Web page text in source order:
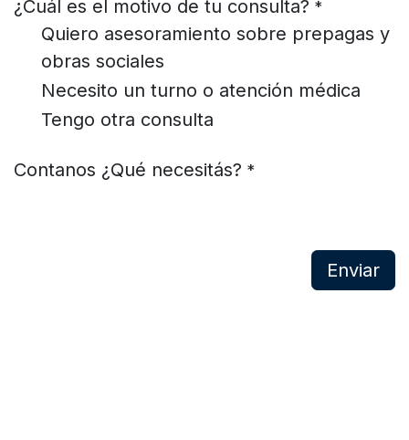
¿Cuál es el motivo de tu consulta? *
Quiero asesoramiento sobre prepagas y
obras sociales
Necesito un turno o atención médica
Tengo otra consulta
Contanos ¿Qué necesitás? *
Enviar